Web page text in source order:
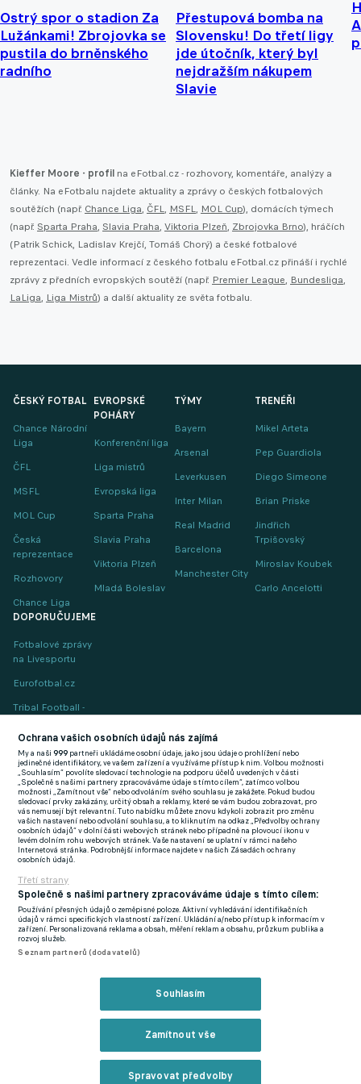
Ostrý spor o stadion Za
Lužánkami! Zbrojovka se
pustila do brněnského
radního
Přestupová bomba na
Slovensku! Do třetí ligy
jde útočník, který byl
nejdražším nákupem
Slavie
Kieffer Moore - profil na eFotbal.cz - rozhovory, komentáře, analýzy a
články. Na eFotbalu najdete aktuality a zprávy o českých fotbalových
soutěžích (např. Chance Liga, ČFL, MSFL, MOL Cup), domácích týmech
(např. Sparta Praha, Slavia Praha, Viktoria Plzeň, Zbrojovka Brno), hráčích
(Patrik Schick, Ladislav Krejčí, Tomáš Chorý) a české fotbalové
reprezentaci. Vedle informací z českého fotbalu eFotbal.cz přináší i rychlé
zprávy z předních evropských soutěží (např. Premier League, Bundesliga,
LaLiga, Liga Mistrů) a další aktuality ze světa fotbalu.
ČESKÝ FOTBAL
Chance Národní
Liga
ČFL
MSFL
MOL Cup
Česká
reprezentace
Rozhovory
Chance Liga
EVROPSKÉ
POHÁRY
Konferenční liga
Liga mistrů
Evropská liga
Sparta Praha
Slavia Praha
Viktoria Plzeň
Mladá Boleslav
TÝMY
Bayern
Arsenal
Leverkusen
Inter Milan
Real Madrid
Barcelona
Manchester City
TRENÉŘI
Mikel Arteta
Pep Guardiola
Diego Simeone
Brian Priske
Jindřich
Trpišovský
Miroslav Koubek
Carlo Ancelotti
DOPORUČUJEME
Fotbalové zprávy
na Livesportu
Eurofotbal.cz
Tribal Football -
(EN)
FlashFutbal (SK)
Tenisportal.cz
Tenisové zprávy
na Livesportu
Podmínky užití
Zásady ochrany osobních údajů
GDPR a žurnalistika
Ochrana vašich osobních údajů nás zajímá
My a naši999 partneři ukládáme osobní údaje, jako jsou údaje o prohlížení nebo
jedinečné identifikátory, ve vašem zařízení a využíváme přístup k nim. Volbou možnosti
„Souhlasím“ povolíte sledovací technologie na podporu účelů uvedených v části
„Společně s našimi partnery zpracováváme údaje s tímto cílem“, zatímco volbou
možnosti „Zamítnout vše“ nebo odvoláním svého souhlasu je zakážete. Pokud budou
sledovací prvky zakázány, určitý obsah a reklamy, které se vám budou zobrazovat, pro
vás nemusejí být relevantní. Tuto nabídku můžete znovu kdykoli zobrazit pro změnu
vašich nastavení nebo odvolání souhlasu, a to kliknutím na odkaz „Předvolby ochrany
osobních údajů“ v dolní části webových stránek nebo případně na plovoucí ikonu v
levém dolním rohu webových stránek. Vaše nastavení se uplatní v rámci našeho
Internetová stránka. Podrobnější informace najdete v našich Zásadách ochrany
osobních údajů.
Třetí strany
Společně s našimi partnery zpracováváme údaje s tímto cílem:
Používání přesných údajů o zeměpisné poloze. Aktivní vyhledávání identifikačních
údajů v rámci specifických vlastností zařízení. Ukládání a/nebo přístup k informacím v
zařízení. Personalizovaná reklama a obsah, měření reklam a obsahu, průzkum publika a
rozvoj služeb.
Seznam partnerů (dodavatelů)
Souhlasím
Zamítnout vše
Spravovat předvolby